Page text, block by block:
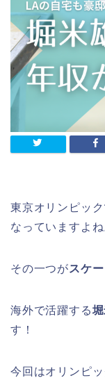
東京オリンピッ
なっていますよね
その一つがスケ
海外で活躍する
す！
今回はオリンピ